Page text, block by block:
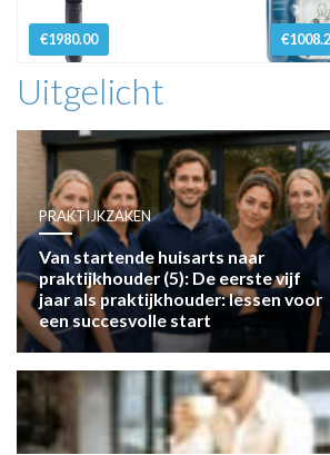
€1980.00
Uitgelicht
PRAKTIJKZAKEN
Van startende huisarts naar
praktijkhouder (5): De eerste vijf
jaar als praktijkhouder: lessen voor
een succesvolle start